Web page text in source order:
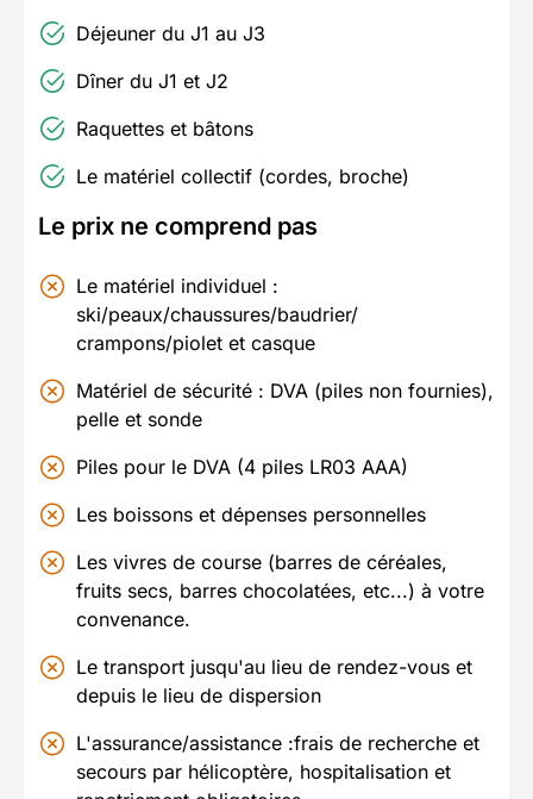
Déjeuner du J1 au J3
Dîner du J1 et J2
Raquettes et bâtons
Le matériel collectif (cordes, broche)
Le prix ne comprend pas
Le matériel individuel :
ski/peaux/chaussures/baudrier/
crampons/piolet et casque
Matériel de sécurité : DVA (piles non fournies),
pelle et sonde
Piles pour le DVA (4 piles LR03 AAA)
Les boissons et dépenses personnelles
Les vivres de course (barres de céréales,
fruits secs, barres chocolatées, etc...) à votre
convenance.
Le transport jusqu'au lieu de rendez-vous et
depuis le lieu de dispersion
L'assurance/assistance :frais de recherche et
secours par hélicoptère, hospitalisation et